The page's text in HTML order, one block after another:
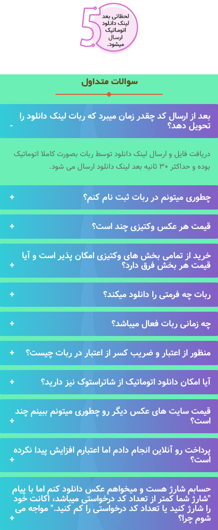
سوالات متداول
بعد از ارسال کد چقدر زمان میبرد که ربات لینک دانلود را
تحویل دهد؟
دریافت فایل و ارسال لینک دانلود توسط ربات بصورت کاملا اتوماتیک
بوده و حداکثر 30 ثانیه بعد لینک دانلود ارسال می شود.
چطوری میتونم در ربات ثبت نام کنم؟
قیمت هر عکس وکتیزی چند است؟
خرید از تمامی بخش های وکتیزی امکان پذیر است و آیا
قیمت هر بخش فرق دارد؟
ربات چه فرمتی را دانلود میکند؟
چه زمانی ربات فعال میباشد؟
منظور از اعتبار و ضریب کسر از اعتبار در ربات چیست؟
آیا امکان دانلود اتوماتیک از شاتراستوک نیز دارید؟
قیمت سایت های عکس دیگر رو چطوری میتونم ببینم چند
است؟
پرداخت رو آنلاین انجام دادم اما اعتبارم افزایش پیدا نکرده
است؟
حسابم شارژ هست و میخواهم عکس دانلود کنم اما با پیام
"شارژ شما کمتر از تعداد کد درخواستی میباشد، اکانت خود
را شارژ کنید یا تعداد کد درخواستی را کم کنید." مواجه می
شوم چرا؟